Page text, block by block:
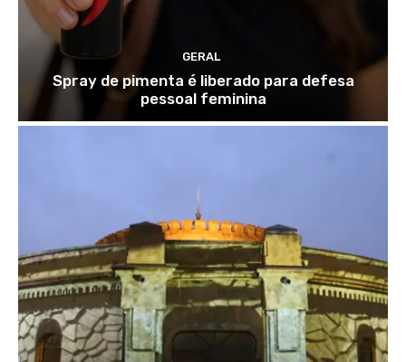
GERAL
Spray de pimenta é liberado para defesa
pessoal feminina